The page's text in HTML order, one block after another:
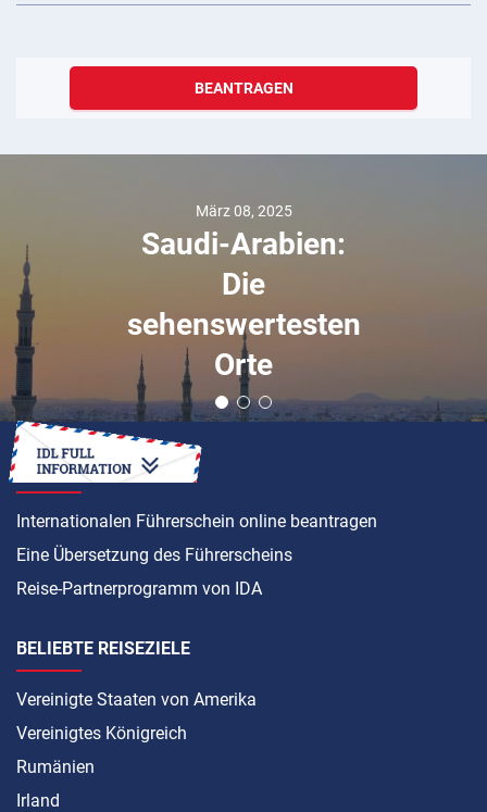
BEANTRAGEN
März 08, 2025
Saudi-Arabien:
Die
sehenswertesten
Orte
ANLEITUNG
Internationalen Führerschein online beantragen
Eine Übersetzung des Führerscheins
Reise-Partnerprogramm von IDA
BELIEBTE REISEZIELE
Vereinigte Staaten von Amerika
Vereinigtes Königreich
Rumänien
Irland